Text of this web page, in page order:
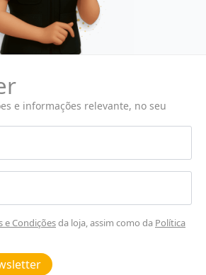
e informações relevante, no seu
e Condiçõesda loja, assim como da Política